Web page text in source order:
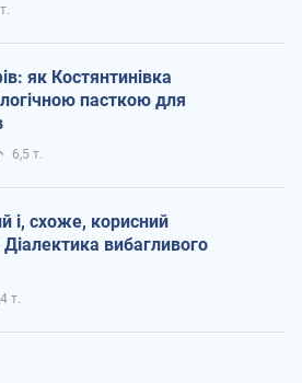
як Костянтинівка
пасткою для
6,5 т.
і, схоже, корисний
вибагливого
т.